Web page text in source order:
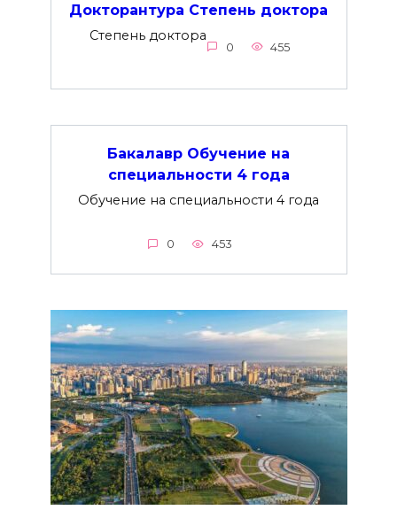
Докторантура Степень доктора
Степень доктора
0 455
Бакалавр Обучение на
специальности 4 года
Обучение на специальности 4 года
0 453